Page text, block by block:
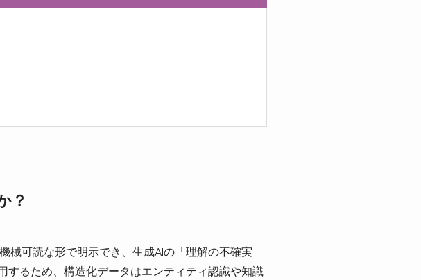
？
械可読な形で明示でき、生成AIの「理解の不確実
るため、構造化データはエンティティ認識や知識